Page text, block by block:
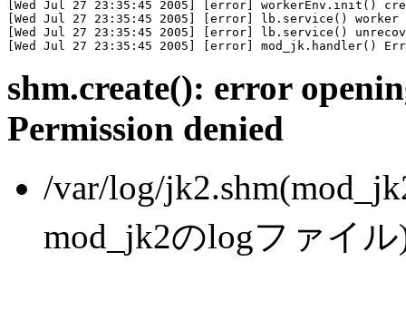
[Wed Jul 27 23:35:45 2005] [error] workerEnv.init()
[Wed Jul 27 23:35:45 2005] [error] lb.service()
[Wed Jul 27 23:35:45 2005] [error] lb.service()
shm.create(): error
Permission denied
/var/log/
mod_jk2のlogファイ